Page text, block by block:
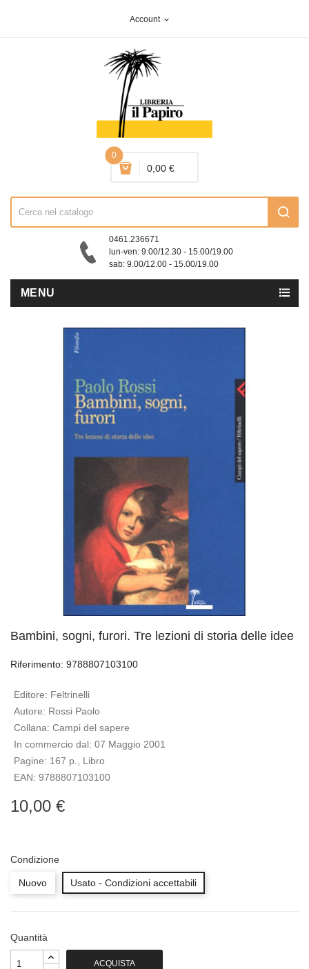
Account expand_more
0
0,00 €
0461.236671
lun-ven: 9.00/12.30 - 15.00/19.00
sab: 9.00/12.00 - 15.00/19.00
MENU
Bambini, sogni, furori. Tre lezioni di storia delle idee
Riferimento: 9788807103100
Editore: Feltrinelli
Autore: Rossi Paolo
Collana: Campi del sapere
In commercio dal: 07 Maggio 2001
Pagine: 167 p., Libro
EAN: 9788807103100
10,00 €
Condizione
Nuovo Usato - Condizioni accettabili
Quantità
ACQUISTA